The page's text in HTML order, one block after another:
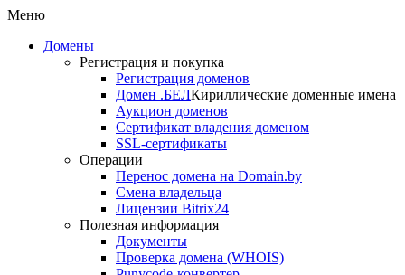
Меню
Домены
Регистрация и покупка
Регистрация доменов
Домен .БЕЛКириллические доменные имена
Аукцион доменов
Сертификат владения доменом
SSL-сертификаты
Операции
Перенос домена на Domain.by
Смена владельца
Лицензии Bitrix24
Полезная информация
Документы
Проверка домена (WHOIS)